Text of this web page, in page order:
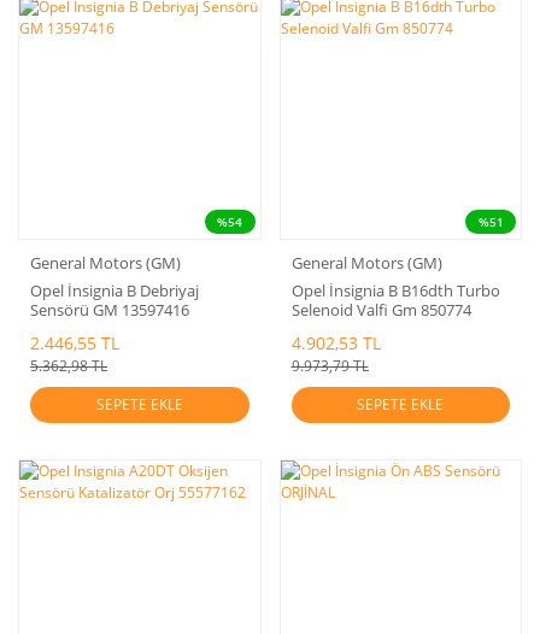
%54
General Motors (GM)
Opel İnsignia B Debriyaj
Sensörü GM 13597416
2.446,55 TL
5.362,98 TL
SEPETE EKLE
%51
General Motors (GM)
Opel İnsignia B B16dth Turbo
Selenoid Valfi Gm 850774
4.902,53 TL
9.973,79 TL
SEPETE EKLE